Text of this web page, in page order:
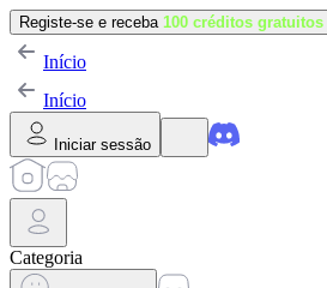
Registe-se e receba 100 créditos gratuitos
Início
Início
Iniciar sessão
Categoria